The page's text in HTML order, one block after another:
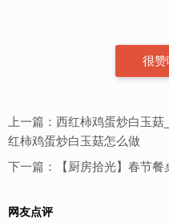
很赞
上一篇： 西红柿鸡蛋炒白玉菇
红柿鸡蛋炒白玉菇怎么做
下一篇：
【厨房拾光】春节
网友点评